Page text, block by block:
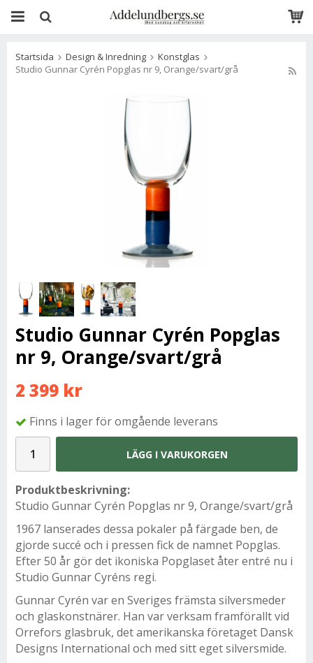
Startsida Design & Inredning
Konstglas
Studio Gunnar Cyrén Popglas nr 9, Orange/svart/grå
Studio Gunnar Cyrén Popglas
nr 9, Orange/svart/grå
2 399 kr
Finns i lager för omgående leverans
LÄGG I VARUKORGEN
Produktbeskrivning:
Studio Gunnar Cyrén Popglas nr 9, Orange/svart/grå
1967 lanserades dessa pokaler på färgade ben, de
gjorde succé och i pressen fick de namnet Popglas.
Efter 50 år gör det ikoniska Popglaset åter entré nu i
Studio Gunnar Cyréns regi.
Gunnar Cyrén var en Sveriges främsta silversmeder
och glaskonstnärer. Han var verksam framförallt vid
Orrefors glasbruk, det amerikanska företaget Dansk
Designs International och med sitt eget silversmide.